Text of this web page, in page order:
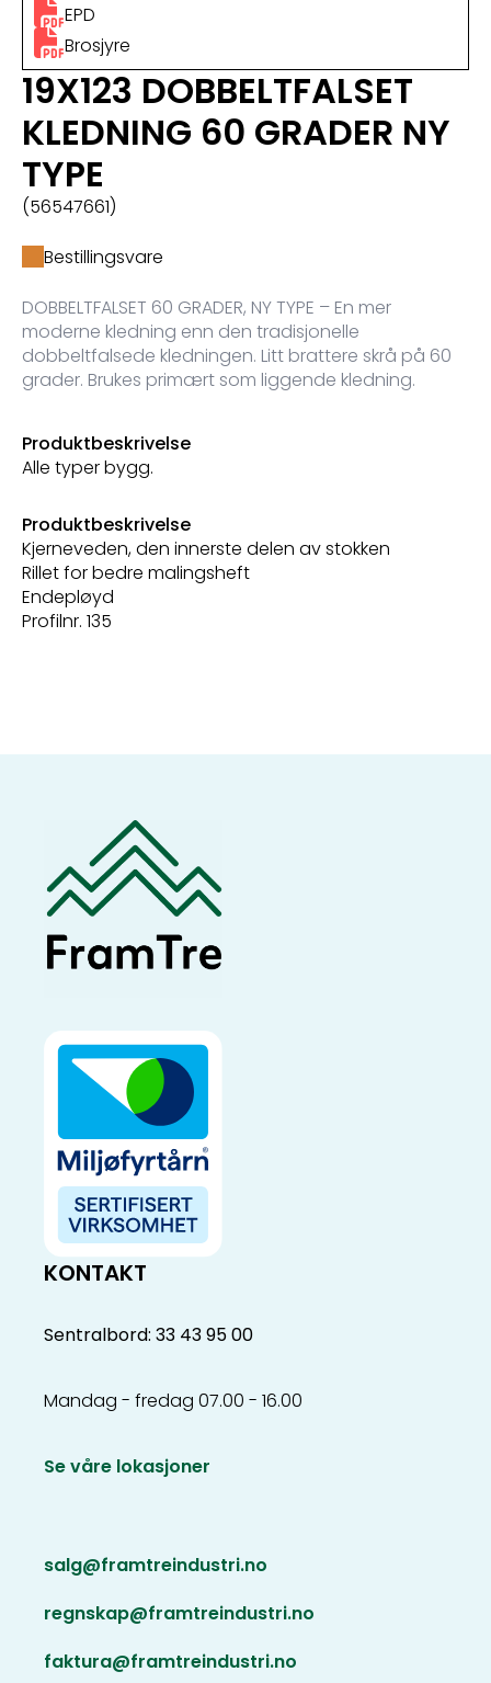
EPD
Brosjyre
19X123 DOBBELTFALSET
KLEDNING 60 GRADER NY
TYPE
(56547661)
Bestillingsvare
DOBBELTFALSET 60 GRADER, NY TYPE – En mer
moderne kledning enn den tradisjonelle
dobbeltfalsede kledningen. Litt brattere skrå på 60
grader. Brukes primært som liggende kledning.
Produktbeskrivelse
Alle typer bygg.
Produktbeskrivelse
Kjerneveden, den innerste delen av stokken
Rillet for bedre malingsheft
Endepløyd
Profilnr. 135
KONTAKT
Sentralbord: 33 43 95 00
Mandag - fredag 07.00 - 16.00
Se våre lokasjoner
salg@framtreindustri.no
regnskap@framtreindustri.no
faktura@framtreindustri.no